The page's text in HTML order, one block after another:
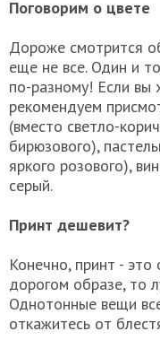
Поговорим о цвете
Дороже смотрится
еще не все. Один и
по-разному! Если вы
рекомендуем
(вместо светло-
бирюзового),
яркого розового),
серый.
Принт дешевит?
Конечно, принт -
дорогом образе, то
Однотонные вещи
откажитесь от